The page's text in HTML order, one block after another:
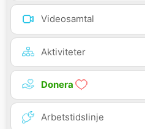
Videosamtal
Aktiviteter
Donera
Arbetstidslinje